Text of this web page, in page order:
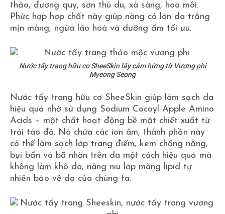
thảo, đương quy, sơn thù du, xà sàng, hoa môi.
Phức hợp hợp chất này giúp nàng có làn da trắng
mịn màng, ngừa lão hoá và dưỡng ẩm tối ưu.
Nước tẩy trang hữu cơ SheeSkin lấy cảm hứng từ Vương phi
Myeong Seong
Nước tẩy trang hữu cơ SheeSkin giúp làm sạch da
hiệu quả nhờ sử dụng Sodium Cocoyl Apple Amino
Acids – một chất hoạt động bề mặt chiết xuất từ
trái táo đỏ. Nó chứa các ion âm, thành phần này
có thể làm sạch lớp trang điểm, kem chống nắng,
bụi bẩn và bã nhờn trên da một cách hiệu quả mà
không làm khô da, nâng niu lớp màng lipid tự
nhiên bảo vệ da của chúng ta.